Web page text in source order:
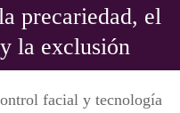
precariedad, el
la exclusión
aquí
facial y tecnología